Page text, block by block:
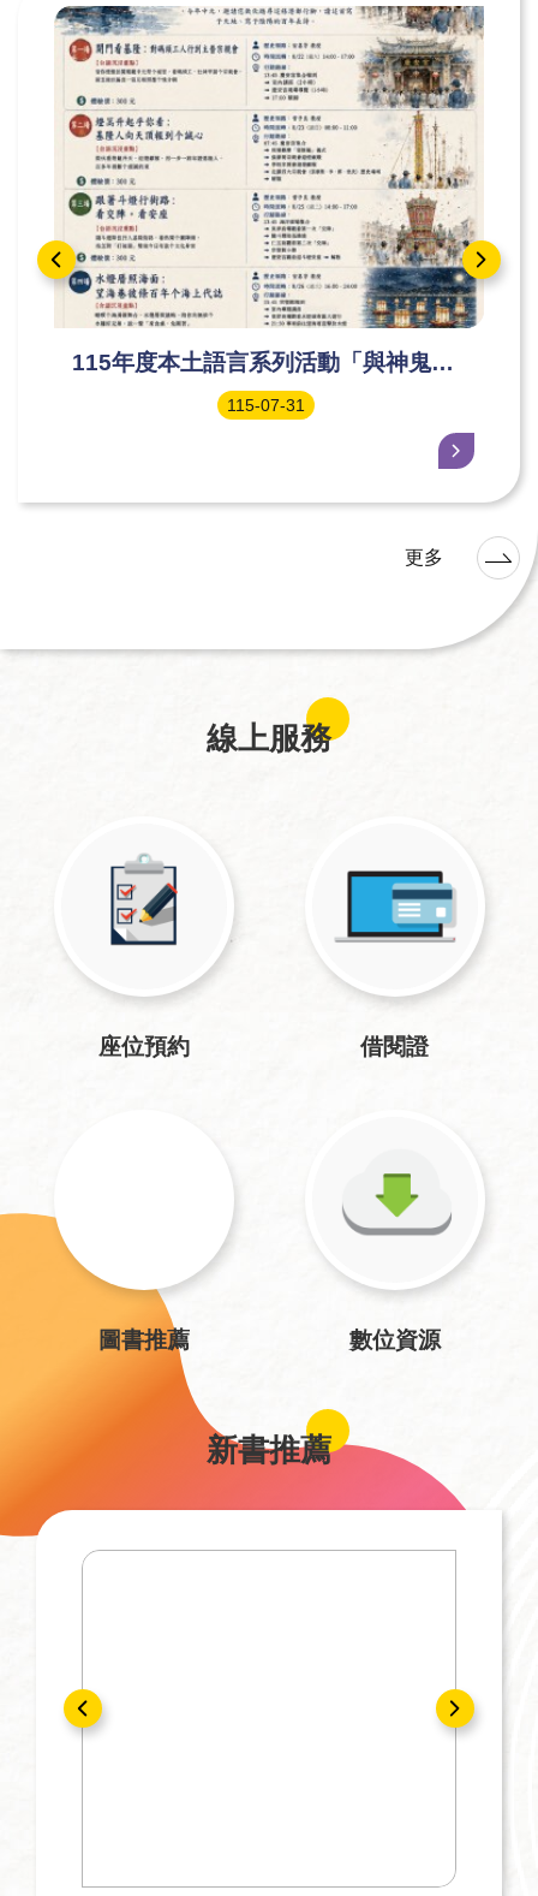
115年度本土語言系列活動「與神鬼有
約︱鷄籠中元祭~港都追想曲：一部用
115-07-31
更多
線上服務
座位預約 借閱證
圖書推薦 數位資源
新書推薦